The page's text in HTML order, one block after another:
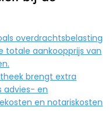
overdrachtsbelasting
totale aankoopprijs van
brengt extra
advies- en
en notariskosten